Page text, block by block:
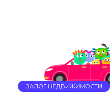
ЗАЛОГ НЕДВИЖИМОСТИ